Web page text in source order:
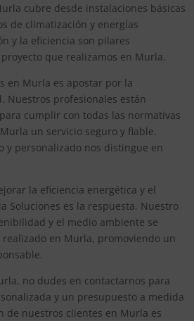
cubre desde instalaciones básicas
de climatización y energías
y la eficiencia son pilares
que realizamos en Murla.
en Murla es apostar por la
Nuestros profesionales están
cumplir con todas las normativas
un servicio seguro y fiable.
y personalizado nos distingue en
la eficiencia energética y el
Soluciones es la respuesta. Nuestro
y el medio ambiente se
en Murla, promoviendo un
no dudes en contactarnos para
y un presupuesto a medida
de nuestros clientes en Murla es